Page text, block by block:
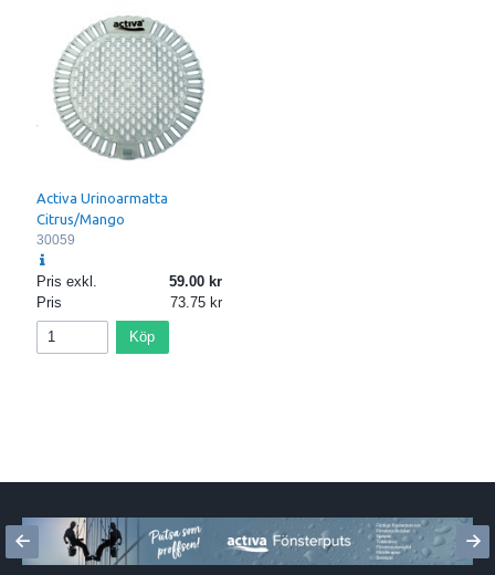
Activa Urinoarmatta
Citrus/Mango
30059
Pris exkl.
59.00
Pris
73.75
Köp